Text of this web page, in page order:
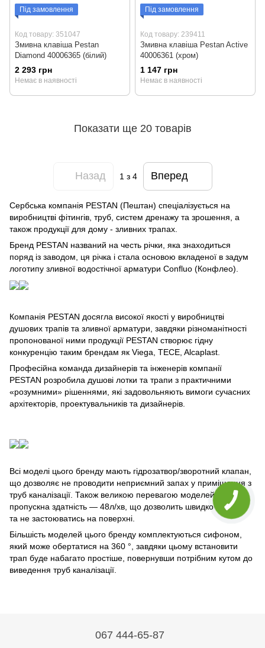
Під замовлення
Код товару: 351047
Змивна клавіша Pestan
Diamond 40006365 (білий)
2 293 грн
Немає в наявності
Під замовлення
Код товару: 239411
Змивна клавіша Pestan Active
40006361 (хром)
1 147 грн
Немає в наявності
Показати ще 20 товарів
Назад 1 з 4 Вперед
Сербська компанія PESTAN (Пештан) спеціалізується на
виробництві фітингів, труб, систем дренажу та зрошення, а
також продукції для дому - зливних трапах.
Бренд PESTAN названий на честь річки, яка знаходиться
поряд із заводом, ця річка і стала основою вкладеної в задум
логотипу зливної водостічної арматури Confluo (Конфлео).
Компанія PESTAN досягла високої якості у виробництві
душових трапів та зливної арматури, завдяки різноманітності
пропонованої ними продукції PESTAN створює гідну
конкуренцію таким брендам як Viega, TECE, Alcaplast.
Професійна команда дизайнерів та інженерів компанії
PESTAN розробила душові лотки та трапи з практичними
«розумними» рішеннями, які задовольняють вимоги сучасних
архітекторів, проектувальників та дизайнерів.
Всі моделі цього бренду мають гідрозатвор/зворотний клапан,
що дозволяє не проводити неприємний запах у приміщення з
труб каналізації. Також великою перевагою моделей є
пропускна здатність — 48л/хв, що дозволить швидко йти воді
та не застоюватись на поверхні.
Більшість моделей цього бренду комплектуються сифоном,
який може обертатися на 360 °, завдяки цьому встановити
трап буде набагато простіше, повернувши потрібним кутом до
виведення труб каналізації.
067 444-65-87